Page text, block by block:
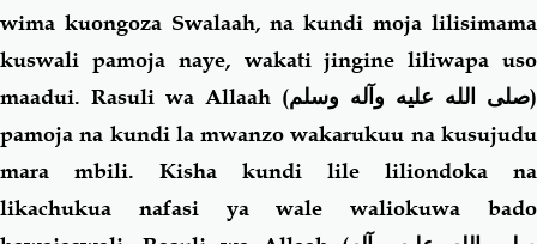
wima kuongoza Swalaah, na kundi moja lilisimama
kuswali pamoja naye, wakati jingine liliwapa uso
maadui. Rasuli wa Allaah (صلى الله عليه وآله وسلم)
pamoja na kundi la mwanzo wakarukuu na kusujudu
mara mbili. Kisha kundi lile liliondoka na
likachukua nafasi ya wale waliokuwa bado